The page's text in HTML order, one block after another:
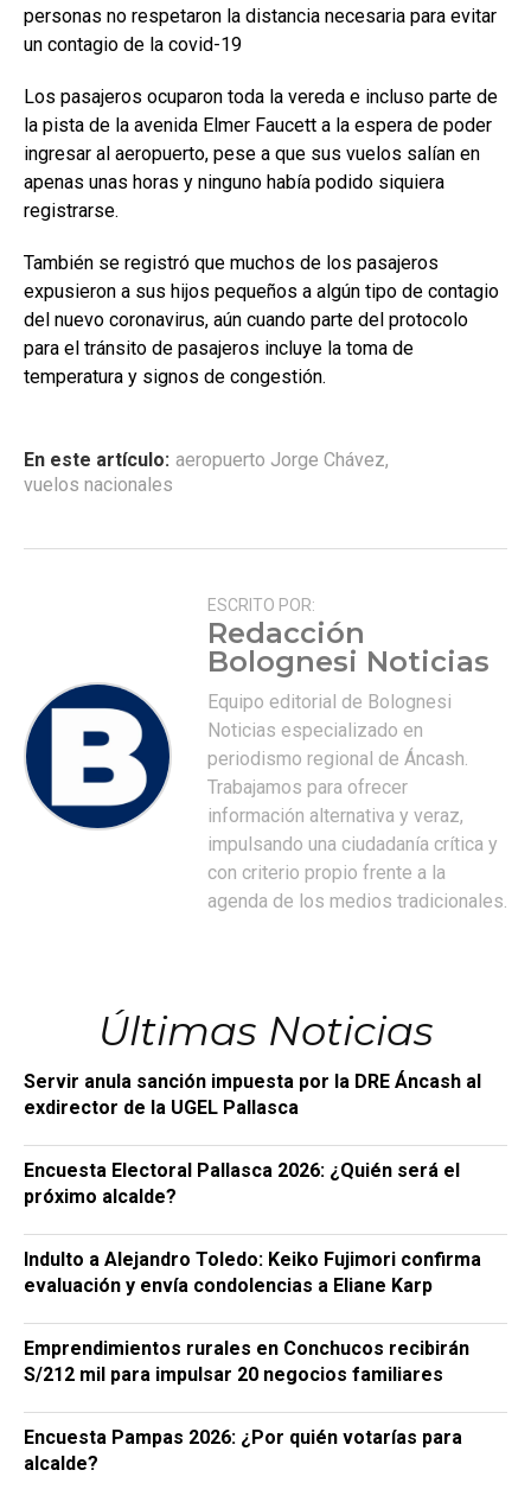
personas no respetaron la distancia necesaria para evitar
un contagio de la covid-19
Los pasajeros ocuparon toda la vereda e incluso parte de
la pista de la avenida Elmer Faucett a la espera de poder
ingresar al aeropuerto, pese a que sus vuelos salían en
apenas unas horas y ninguno había podido siquiera
registrarse.
También se registró que muchos de los pasajeros
expusieron a sus hijos pequeños a algún tipo de contagio
del nuevo coronavirus, aún cuando parte del protocolo
para el tránsito de pasajeros incluye la toma de
temperatura y signos de congestión.
En este artículo: aeropuerto Jorge Chávez,
vuelos nacionales
ESCRITO POR:
Redacción
Bolognesi Noticias
Equipo editorial de Bolognesi
Noticias especializado en
periodismo regional de Áncash.
Trabajamos para ofrecer
información alternativa y veraz,
impulsando una ciudadanía crítica y
con criterio propio frente a la
agenda de los medios tradicionales.
Últimas Noticias
Servir anula sanción impuesta por la DRE Áncash al
exdirector de la UGEL Pallasca
Encuesta Electoral Pallasca 2026: ¿Quién será el
próximo alcalde?
Indulto a Alejandro Toledo: Keiko Fujimori confirma
evaluación y envía condolencias a Eliane Karp
Emprendimientos rurales en Conchucos recibirán
S/212 mil para impulsar 20 negocios familiares
Encuesta Pampas 2026: ¿Por quién votarías para
alcalde?